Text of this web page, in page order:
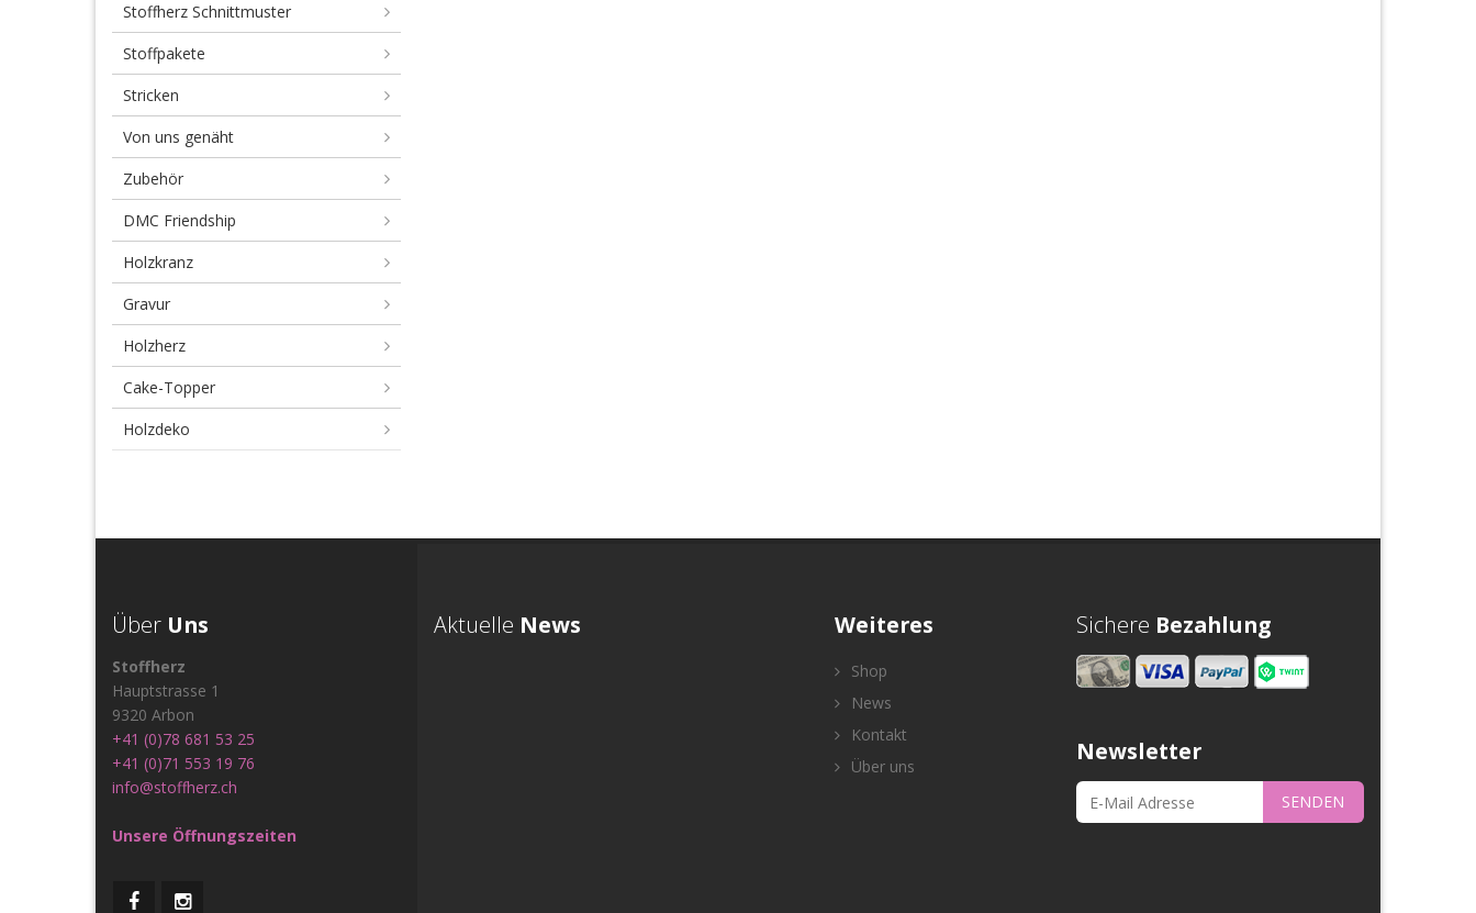
Stoffherz Schnittmuster
Stoffpakete
Stricken
Von uns genäht
Zubehör
DMC Friendship
Holzkranz
Gravur
Holzherz
Cake-Topper
Holzdeko
Über Uns
Stoffherz
Hauptstrasse 1
9320 Arbon
+41 (0)78 681 53 25
+41 (0)71 553 19 76
info@stoffherz.ch
Unsere Öffnungszeiten
Aktuelle News Weiteres
Shop
News
Kontakt
Über uns
Sichere Bezahlung
Newsletter
SENDEN